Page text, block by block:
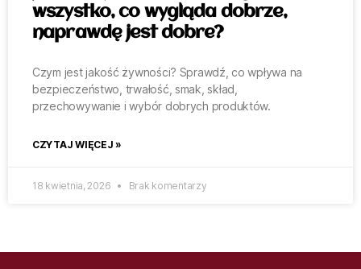
wszystko, co wygląda dobrze,
naprawdę jest dobre?
Czym jest jakość żywności? Sprawdź, co wpływa na
bezpieczeństwo, trwałość, smak, skład,
przechowywanie i wybór dobrych produktów.
CZYTAJ WIĘCEJ »
18 kwietnia, 2026 Brak komentarzy